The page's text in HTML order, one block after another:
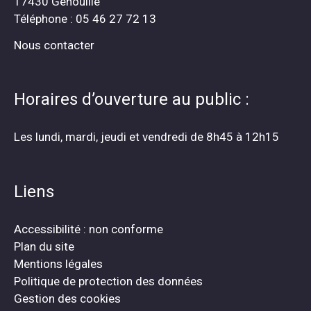
Téléphone : 05 46 27 72 13
Nous contacter
Horaires d’ouverture au public :
Les lundi, mardi, jeudi et vendredi de 8h45 à 12h15
Liens
Accessibilité : non conforme
Plan du site
Mentions légales
Politique de protection des données
Gestion des cookies